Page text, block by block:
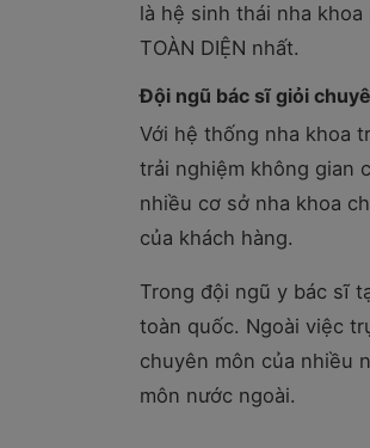
là hệ sinh thái nha
TOÀN DIỆN nhất.
Đội ngũ bác sĩ giỏi
Với hệ thống nha khoa
trải nghiệm không gian
nhiều cơ sở nha khoa
của khách hàng.
Trong đội ngũ y bác sĩ
toàn quốc. Ngoài việc
chuyên môn của nhiều
môn nước ngoài.